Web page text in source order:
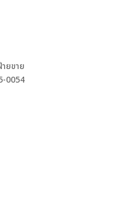
ยขาย
0054